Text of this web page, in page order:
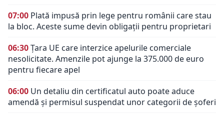
07:00 Plată impusă prin lege pentru românii care stau
la bloc. Aceste sume devin obligații pentru proprietari
06:30Țara UE care interzice apelurile comerciale
nesolicitate. Amenzile pot ajunge la 375.000 de euro
pentru fiecare apel
06:00 Un detaliu din certificatul auto poate aduce
amendă și permisul suspendat unor categorii de șoferi